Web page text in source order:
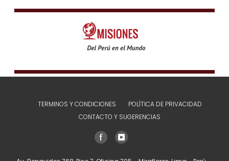
TERMINOS Y CONDICIONES
POLÍTICA DE PRIVACIDAD
CONTACTO Y SUGERENCIAS